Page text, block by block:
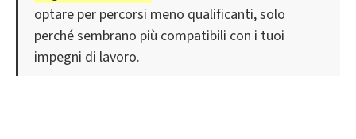
optare per percorsi meno qualificanti, solo
perché sembrano più compatibili con i tuoi
impegni di lavoro.